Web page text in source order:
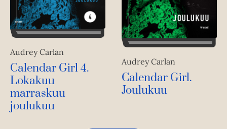
Audrey Carlan
Calendar Girl 4.
Lokakuu
marraskuu
joulukuu
Audrey Carlan
Calendar Girl.
Joulukuu